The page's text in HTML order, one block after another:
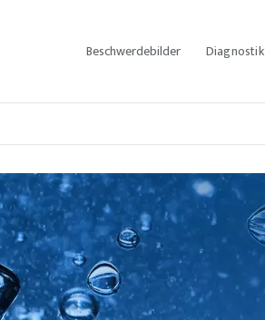
Beschwerdebilder Diagnostik
DIAGNOSTIK
VERFAHREN/THERA
PIEN
ÜBER MICH
ÄSTHETISCHE
BEHANDLUNGEN